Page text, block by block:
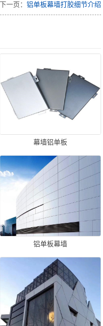
下一页： 铝单板幕墙打胶细节介绍
幕墙铝单板
铝单板幕墙